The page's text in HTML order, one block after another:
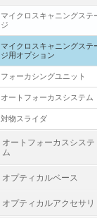
マイクロスキャニングステ
ジ
マイクロスキャニングステ
ジ用オプション
フォーカシングユニット
オートフォーカスシステム
対物スライダ
オートフォーカスシステ
ム
オプティカルベース
オプティカルアクセサリ